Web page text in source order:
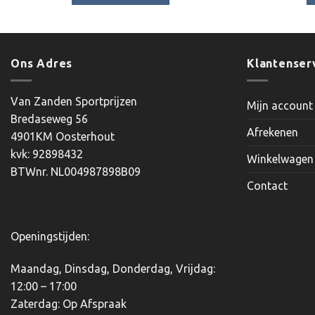
optie
op
Ons Adres
Van Zanden Sportprijzen
Bredaseweg 56
4901KM Oosterhout
kvk: 92898432
BTWnr. NL004987898B09
Openingstijden:
Maandag, Dinsdag, Donderdag, Vrijdag:
12:00 – 17:00
Zaterdag: Op Afspraak
Mijn account
Afrekenen
Winkelwagen
Contact